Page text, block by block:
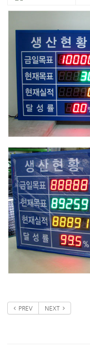
PREV NEXT